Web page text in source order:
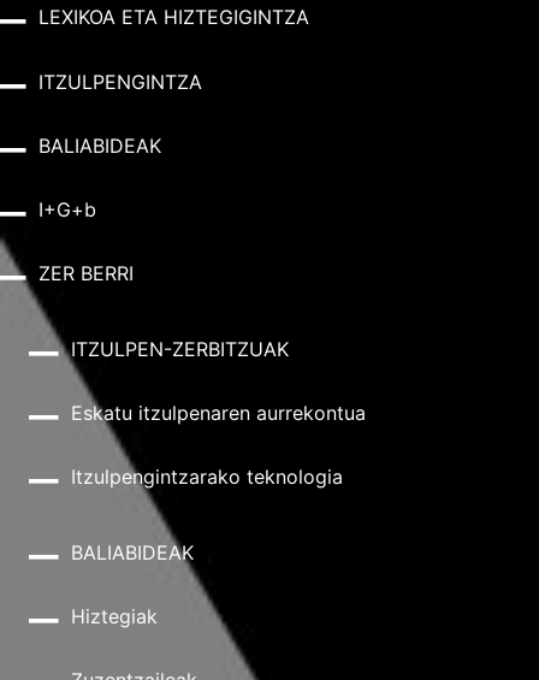
LEXIKOA ETA HIZTEGIGINTZA
ITZULPENGINTZA
BALIABIDEAK
I+G+b
ZER BERRI
ITZULPEN-ZERBITZUAK
Eskatu itzulpenaren aurrekontua
Itzulpengintzarako teknologia
BALIABIDEAK
Hiztegiak